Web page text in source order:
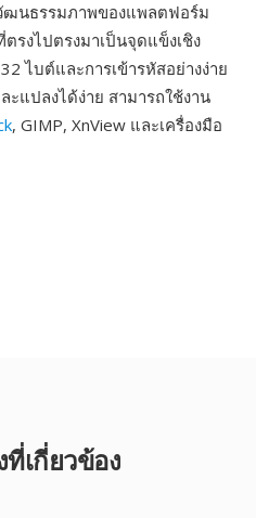
ฒนธรรมภาพของแพลตฟอร์ม
รงไปตรงมาเป็นจุดแข็งเชิง
ไบต์และการเข้ารหัสอย่างง่าย
ะแปลงได้ง่าย สามารถใช้งาน
, GIMP, XnView และเครื่องมือ
เกี่ยวข้อง